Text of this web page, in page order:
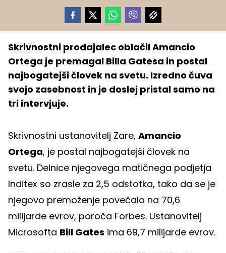
Skrivnostni prodajalec oblačil Amancio
Ortega je premagal Billa Gatesa in postal
najbogatejši človek na svetu. Izredno čuva
svojo zasebnost in je doslej pristal samo na
tri intervjuje.
Skrivnostni ustanovitelj Zare, Amancio
Ortega, je postal najbogatejši človek na
svetu. Delnice njegovega matičnega podjetja
Inditex so zrasle za 2,5 odstotka, tako da se je
njegovo premoženje povečalo na 70,6
milijarde evrov, poroča Forbes. Ustanovitelj
Microsofta Bill Gates ima 69,7 milijarde evrov.